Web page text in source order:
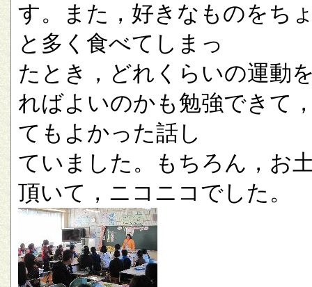
す。また，好きなものをち
と多く食べてしまっ
たとき，どれくらいの運動
ればよいのかも勉強できて
てもよかった話し
ていました。もちろん，お
頂いて，ニコニコでした。